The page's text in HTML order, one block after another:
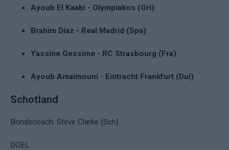
Ayoub El Kaabi - Olympiakos (Gri)
Brahim Díaz - Real Madrid (Spa)
Yassine Gessime - RC Strasbourg (Fra)
Ayoub Amaimouni - Eintracht Frankfurt (Dui)
Schotland
Bondscoach: Steve Clarke (Sch)
DOEL